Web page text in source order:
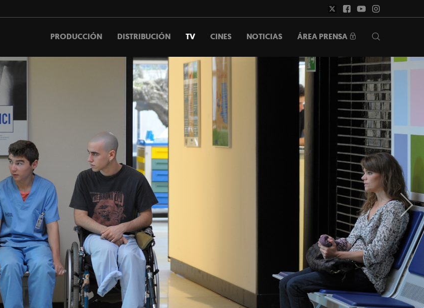
PRODUCCIÓN DISTRIBUCIÓN TV CINES NOTICIAS ÁREA PRENSA